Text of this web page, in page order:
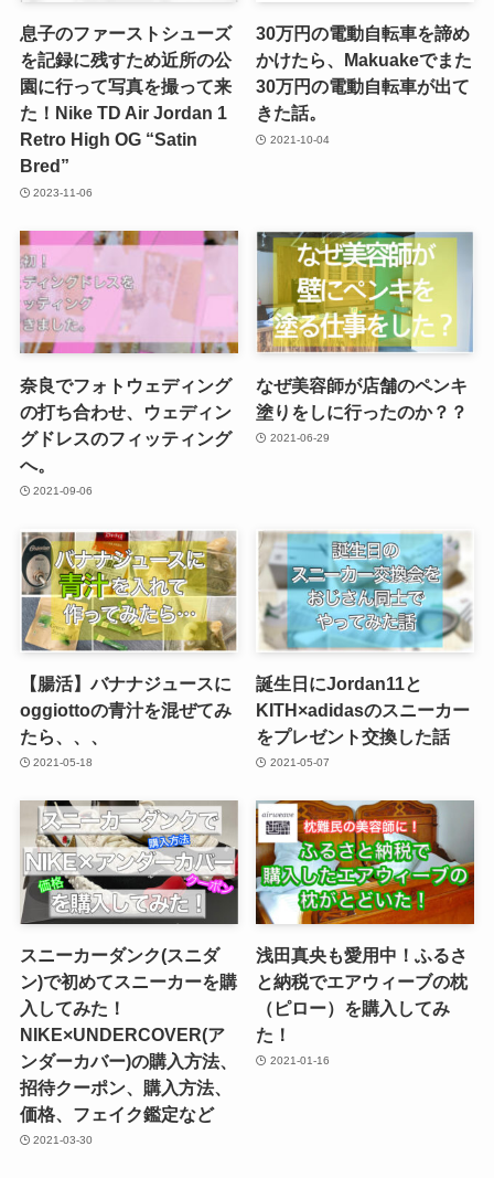
息子のファーストシューズ
を記録に残すため近所の公
園に行って写真を撮って来
た！Nike TD Air Jordan 1
Retro High OG “Satin
Bred”
2023-11-06
30万円の電動自転車を諦め
かけたら、Makuakeでまた
30万円の電動自転車が出て
きた話。
2021-10-04
奈良でフォトウェディング
の打ち合わせ、ウェディン
グドレスのフィッティング
へ。
2021-09-06
なぜ美容師が店舗のペンキ
塗りをしに行ったのか？？
2021-06-29
【腸活】バナナジュースに
oggiottoの青汁を混ぜてみ
たら、、、
2021-05-18
誕生日にJordan11と
KITH×adidasのスニーカー
をプレゼント交換した話
2021-05-07
スニーカーダンク(スニダ
ン)で初めてスニーカーを購
入してみた！
NIKE×UNDERCOVER(ア
ンダーカバー)の購入方法、
招待クーポン、購入方法、
価格、フェイク鑑定など
2021-03-30
浅田真央も愛用中！ふるさ
と納税でエアウィーブの枕
（ピロー）を購入してみ
た！
2021-01-16